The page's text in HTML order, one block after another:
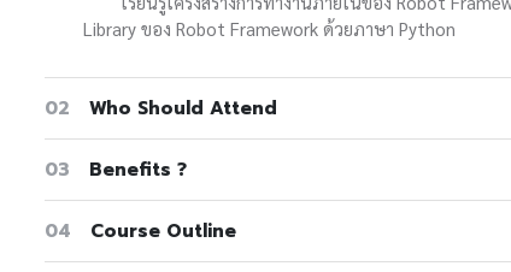
Library ของ Robot Framework ด้วยภาษา Python
02 Who Should Attend
03 Benefits ?
04 Course Outline